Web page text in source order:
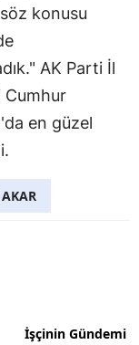
Karabük
Düzce
konusu
AK Parti İl
Cumhur
en güzel
İşçinin Gündemi